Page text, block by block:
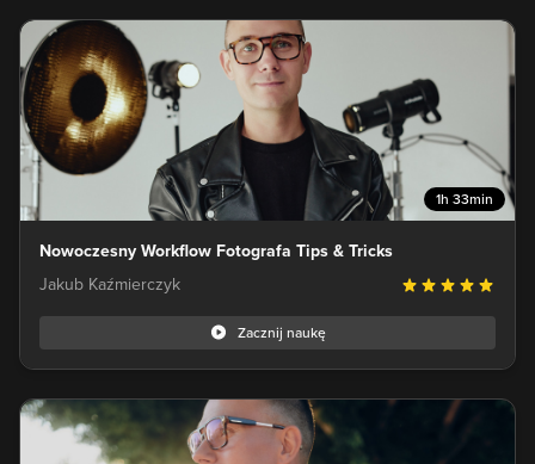
1h 33min
Nowoczesny Workflow Fotografa Tips & Tricks
Jakub Kaźmierczyk
Zacznij naukę